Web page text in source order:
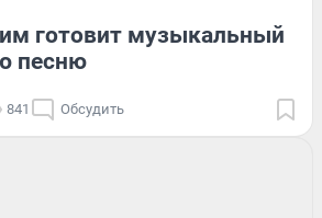
готовит музыкальный
песню
841 Обсудить